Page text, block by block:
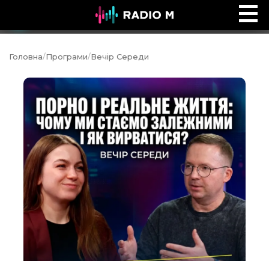
Сторінками Біблії
Головна/Програми/Вечір Середи